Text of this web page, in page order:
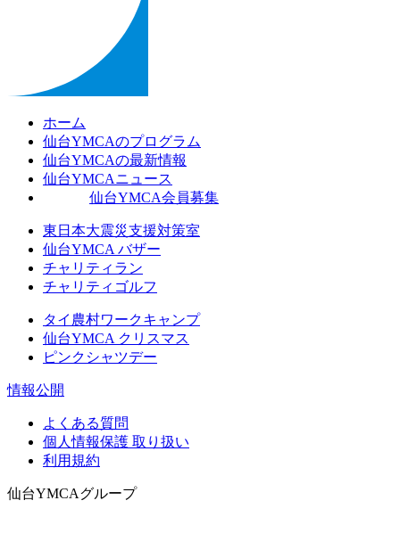
ホーム
仙台YMCAのプログラム
仙台YMCAの最新情報
仙台YMCAニュース
仙台YMCA会員募集
東日本大震災支援対策室
仙台YMCA バザー
チャリティラン
チャリティゴルフ
タイ農村ワークキャンプ
仙台YMCA クリスマス
ピンクシャツデー
情報公開
よくある質問
個人情報保護 取り扱い
利用規約
仙台YMCAグループ